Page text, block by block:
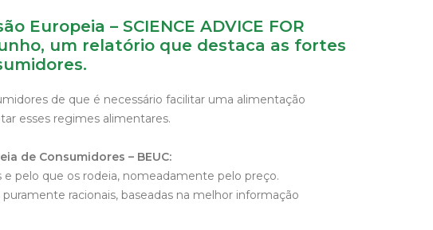
Europeia – SCIENCE ADVICE FOR
junho, um relatório que destaca as fortes
de que é necessário facilitar uma alimentação
esses regimes alimentares.
de Consumidores – BEUC:
pelo que os rodeia, nomeadamente pelo preço.
racionais, baseadas na melhor informação